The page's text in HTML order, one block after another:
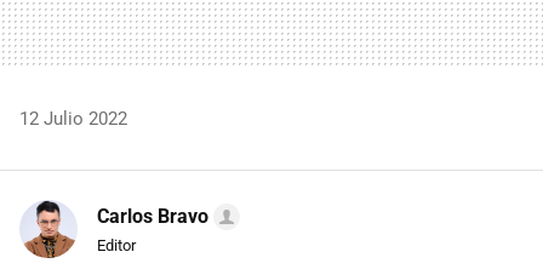
12 Julio 2022
Carlos Bravo
Editor